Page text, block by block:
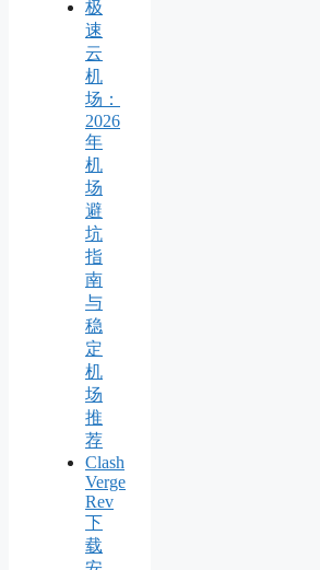
极
速
云
机
场：
2026
年
机
场
避
坑
指
南
与
稳
定
机
场
推
荐
Clash
Verge
Rev
下
载